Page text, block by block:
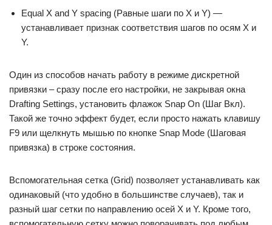
Equal X and Y spacing (Равные шаги по X и Y) —
устанавливает признак соответствия шагов по осям X и
Y.
Один из способов начать работу в режиме дискретной
привязки – сразу после его настройки, не закрывая окна
Drafting Settings, установить флажок Snap On (Шаг Вкл).
Такой же точно эффект будет, если просто нажать клавишу
F9 или щелкнуть мышью по кнопке Snap Mode (Шаговая
привязка) в строке состояния.
Вспомогательная сетка (Grid) позволяет устанавливать как
одинаковый (что удобно в большинстве случаев), так и
разный шаг сетки по направлению осей X и Y. Кроме того,